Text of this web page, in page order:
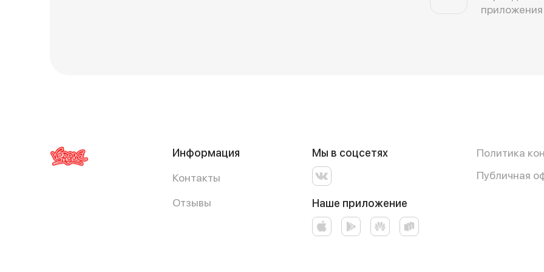
приложения
Информация
Контакты
Отзывы
Мы в соцсетях
Наше приложение
Политика
Публичная